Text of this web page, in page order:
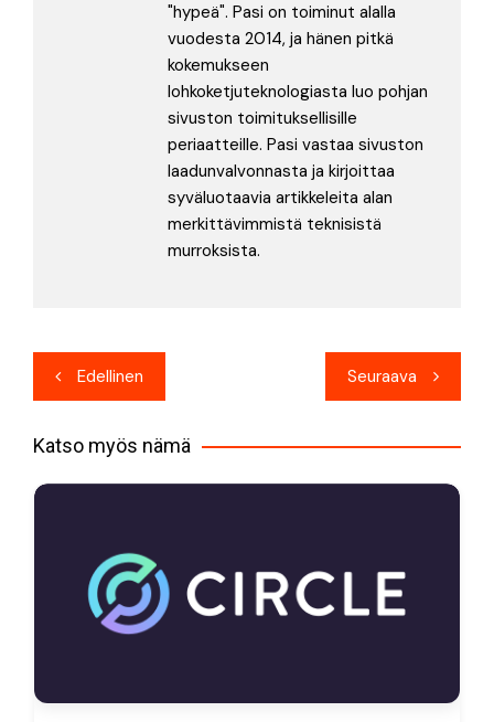
"hypeä". Pasi on toiminut alalla
vuodesta 2014, ja hänen pitkä
kokemukseen
lohkoketjuteknologiasta luo pohjan
sivuston toimituksellisille
periaatteille. Pasi vastaa sivuston
laadunvalvonnasta ja kirjoittaa
syväluotaavia artikkeleita alan
merkittävimmistä teknisistä
murroksista.
Artikkelien
selaus
Edellinen Seuraava
Katso myös nämä